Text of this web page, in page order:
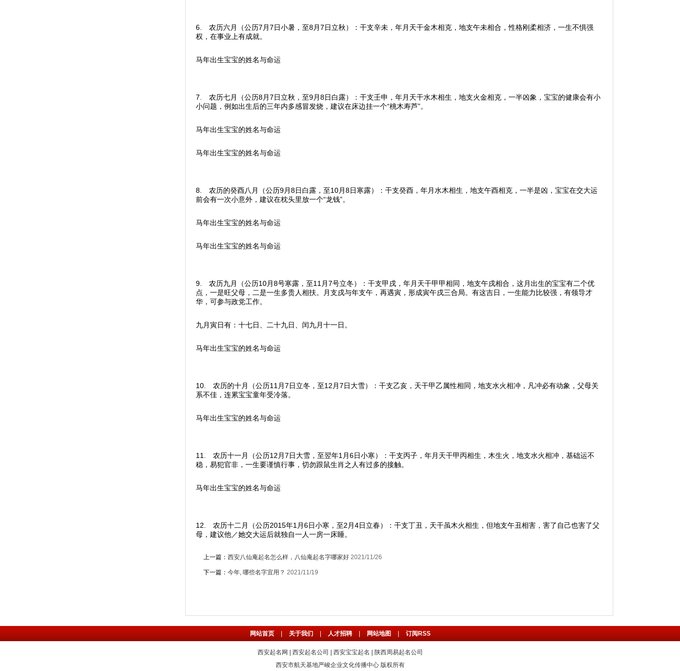
6. 农历六月（公历7月7日小暑，至8月7日立秋）：干支辛未，年月天干金木相克，地支午未相合，性格刚柔相济，一生不惧强
权，在事业上有成就。
马年出生宝宝的姓名与命运
7. 农历七月（公历8月7日立秋，至9月8日白露）：干支壬申，年月天干水木相生，地支火金相克，一半凶象，宝宝的健康会有小
小问题，例如出生后的三年内多感冒发烧，建议在床边挂一个“桃木寿芦”。
马年出生宝宝的姓名与命运
马年出生宝宝的姓名与命运
8. 农历的癸酉八月（公历9月8日白露，至10月8日寒露）：干支癸酉，年月水木相生，地支午酉相克，一半是凶，宝宝在交大运
前会有一次小意外，建议在枕头里放一个“龙钱”。
马年出生宝宝的姓名与命运
马年出生宝宝的姓名与命运
9. 农历九月（公历10月8号寒露，至11月7号立冬）：干支甲戌，年月天干甲甲相同，地支午戌相合，这月出生的宝宝有二个优
点，一是旺父母，二是一生多贵人相扶。月支戌与年支午，再遇寅，形成寅午戌三合局。有这吉日，一生能力比较强，有领导才
华，可参与政党工作。
九月寅日有：十七日、二十九日、闰九月十一日。
马年出生宝宝的姓名与命运
10. 农历的十月（公历11月7日立冬，至12月7日大雪）：干支乙亥，天干甲乙属性相同，地支水火相冲，凡冲必有动象，父母关
系不佳，连累宝宝童年受冷落。
马年出生宝宝的姓名与命运
11. 农历十一月（公历12月7日大雪，至翌年1月6日小寒）：干支丙子，年月天干甲丙相生，木生火，地支水火相冲，基础运不
稳，易犯官非，一生要谨慎行事，切勿跟鼠生肖之人有过多的接触。
马年出生宝宝的姓名与命运
12. 农历十二月（公历2015年1月6日小寒，至2月4日立春）：干支丁丑，天干虽木火相生，但地支午丑相害，害了自己也害了父
母，建议他／她交大运后就独自一人一房一床睡。
上一篇： 西安八仙庵起名怎么样，八仙庵起名字哪家好 2021/11/26
下一篇： 今年, 哪些名字宜用？ 2021/11/19
网站首页 关于我们 人才招聘 网站地图 订阅RSS
西安起名网 西安起名公司 西安宝宝起名
陕西周易起名公司
西安市航天基地严峻企业文化传播中心 版权所有